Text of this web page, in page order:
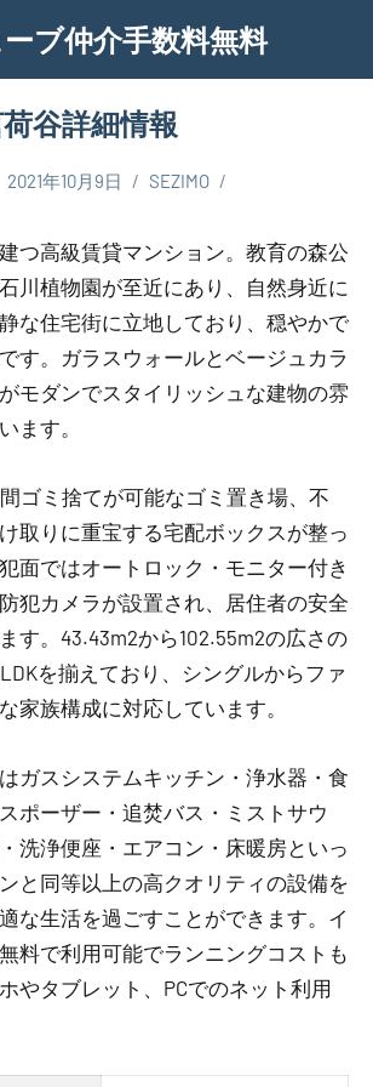
ブ仲介手数料無料
谷詳細情報
2021年10月9日 SEZIMO
つ高級賃貸マンション。教育の森公
川植物園が至近にあり、自然身近に
な住宅街に立地しており、穏やかで
す。ガラスウォールとベージュカラ
モダンでスタイリッシュな建物の雰
ます。
ゴミ捨てが可能なゴミ置き場、不
取りに重宝する宅配ボックスが整っ
面ではオートロック・モニター付き
犯カメラが設置され、居住者の安全
す。43.43m2から102.55m2の広さの
を揃えており、シングルからファ
家族構成に対応しています。
ガスシステムキッチン・浄水器・食
ポーザー・追焚バス・ミストサウ
洗浄便座・エアコン・床暖房といっ
と同等以上の高クオリティの設備を
な生活を過ごすことができます。イ
料で利用可能でランニングコストも
やタブレット、PCでのネット利用